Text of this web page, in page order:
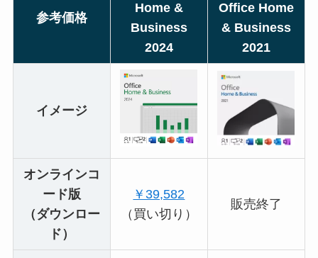
参考価格
Home &
Business
2024
Office Home
& Business
2021
イメージ
オンラインコ
ード版
（ダウンロー
ド）
￥39,582
（買い切り）
販売終了